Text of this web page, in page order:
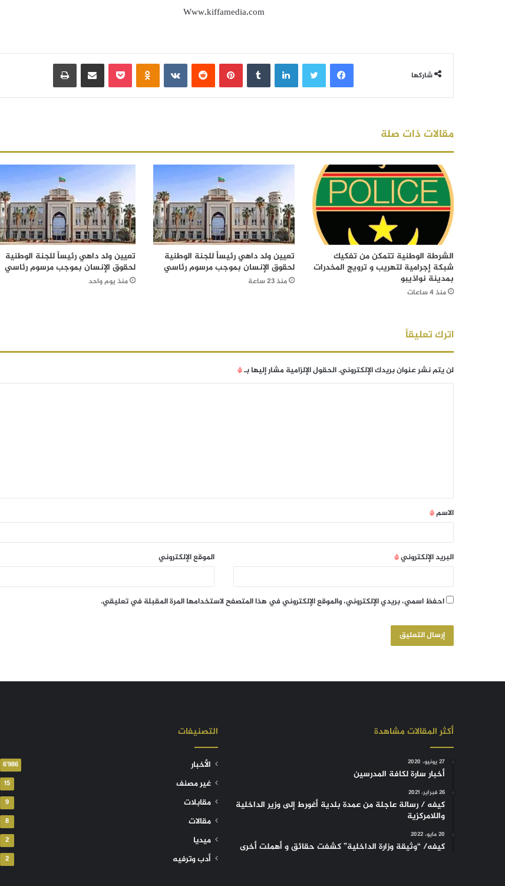
Www.kiffamedia.com
شاركها
فيسبوك لينكدإن بينتيريست بوكيت مشاركة عبر البريد
مقالات ذات صلة
الشرطة الوطنية تتمكن من تفكيك
شبكة إجرامية لتهريب و ترويج المخدرات
بمدينة نواذيبو
منذ 4 ساعات
تعيين ولد داهي رئيساً للجنة الوطنية
لحقوق الإنسان بموجب مرسوم رئاسي
منذ 23 ساعة
تعيين ولد داهي رئيساً للجنة الوطنية
لحقوق الإنسان بموجب مرسوم رئاسي
منذ يوم واحد
اترك تعليقاً
لن يتم نشر عنوان بريدك الإلكتروني.الحقول الإلزامية مشار إليها بـ*
الاسم*
البريد الإلكتروني* الموقع الإلكتروني
احفظ اسمي، بريدي الإلكتروني، والموقع الإلكتروني في هذا المتصفح لاستخدامها المرة المقبلة في تعليقي.
أكثر المقالات مشاهدة
27 يونيو، 2020
أخبار سارة لكافة المدرسين
26 فبراير، 2021
كيفه / رسالة عاجلة من عمدة بلدية أغورط إلى وزير الداخلية
واللامركزية
20 مايو، 2022
كيفه/ “وثيقة وزارة الداخلية” كشفت حقائق و أهملت أخرى
التصنيفات
الأخبار 6٬986
غير مصنف 15
مقابلات 9
مقالات 8
ميديا 2
أدب وترفيه 2